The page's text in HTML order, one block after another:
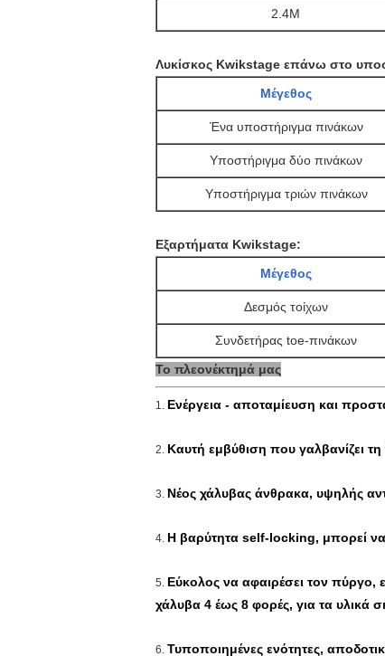
2.4M
Λυκίσκος Kwikstage επάνω στο
Μέγεθος
Ένα υποστήριγμα πινάκων
Υποστήριγμα δύο πινάκων
Υποστήριγμα τριών πινάκων
Εξαρτήματα Kwikstage:
Μέγεθος
Δεσμός τοίχων
Συνδετήρας toe-πινάκων
Το πλεονέκτημά μας
1. Ενέργεια - αποταμίευση και
2. Καυτή εμβύθιση που γαλβανίζει
3. Νέος χάλυβας άνθρακα, υψηλής
4. Η βαρύτητα self-locking, μπορεί
5. Εύκολος να αφαιρέσει τον
χάλυβα 4 έως 8 φορές, για τα
6. Τυποποιημένες ενότητες,